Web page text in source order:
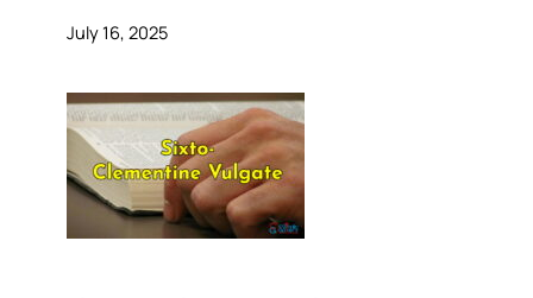
July 16, 2025